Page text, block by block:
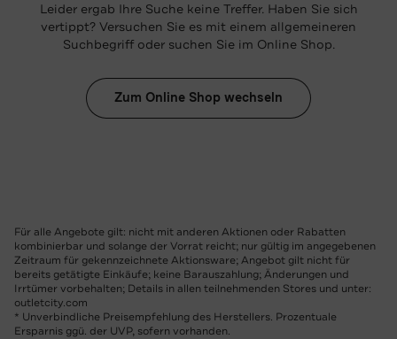
Leider ergab Ihre Suche keine Treffer. Haben Sie sich
vertippt? Versuchen Sie es mit einem allgemeineren
Suchbegriff oder suchen Sie im Online Shop.
Zum Online Shop wechseln
Für alle Angebote gilt: nicht mit anderen Aktionen oder Rabatten
kombinierbar und solange der Vorrat reicht; nur gültig im angegebenen
Zeitraum für gekennzeichnete Aktionsware; Angebot gilt nicht für
bereits getätigte Einkäufe; keine Barauszahlung; Änderungen und
Irrtümer vorbehalten; Details in allen teilnehmenden Stores und unter:
outletcity.com
* Unverbindliche Preisempfehlung des Herstellers. Prozentuale
Ersparnis ggü. der UVP, sofern vorhanden.